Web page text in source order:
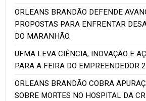
ORLEANS BRANDÃO DEFENDE
PROPOSTAS PARA ENFRENTAR
DO MARANHÃO.
UFMA LEVA CIÊNCIA, INOVAÇÃO E
PARA A FEIRA DO EMPREENDEDOR
ORLEANS BRANDÃO COBRA
SOBRE MORTES NO HOSPITAL DA